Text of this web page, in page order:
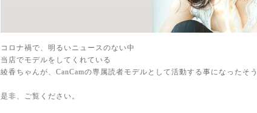
コロナ禍で、明るいニュースのない中
当店でモデルをしてくれている
綾香ちゃんが、CanCamの専属読者モデルとして活動する事になったそ
是非、ご覧ください。